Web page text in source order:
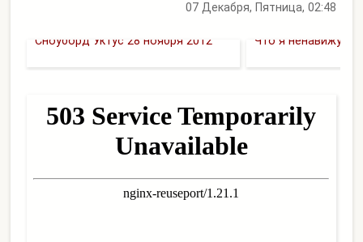
07 Декабря, Пятница, 02:48
Сноуборд Уктус 28 ноября 2012 Что я ненавижу